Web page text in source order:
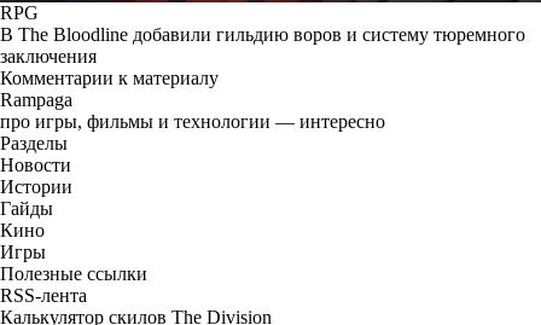
RPG
В The Bloodline добавили гильдию воров и систему тюремного
заключения
Комментарии к материалу
Rampaga
про игры, фильмы и технологии — интересно
Разделы
Новости
Истории
Гайды
Кино
Игры
Полезные ссылки
RSS-лента
Калькулятор скилов The Division